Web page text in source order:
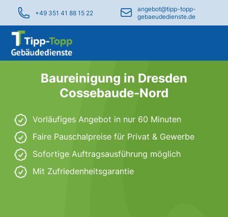
+49 351 41 88 15 22
angebot@tipp-topp-
gebaeudedienste.de
Baureinigung in Dresden
Cossebaude-Nord
Vorläufiges Angebot in nur 60 Minuten
Faire Pauschalpreise für Privat & Gewerbe
Sofortige Auftragsausführung möglich
Mit Zufriedenheitsgarantie